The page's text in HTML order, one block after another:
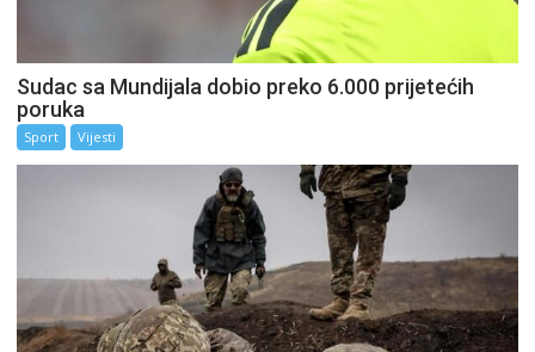
Sudac sa Mundijala dobio preko 6.000 prijetećih
poruka
Sport Vijesti